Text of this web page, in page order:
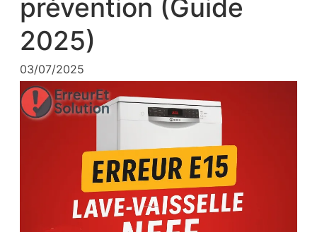
prévention (Guide
2025)
03/07/2025